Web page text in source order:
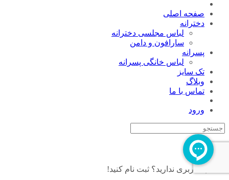
صفحه اصلی
دخترانه
لباس مجلسی دخترانه
سارافون و دامن
پسرانه
لباس خانگی پسرانه
تک سایز
وبلاگ
تماس با ما
ورود
عضویت
حساب کاربری ندارید؟ ثبت نام کنید!